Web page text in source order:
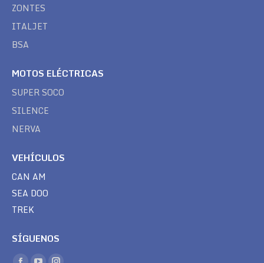
ZONTES
ITALJET
BSA
MOTOS ELÉCTRICAS
SUPER SOCO
SILENCE
NERVA
VEHÍCULOS
CAN AM
SEA DOO
TREK
SÍGUENOS
Encuéntranos en: